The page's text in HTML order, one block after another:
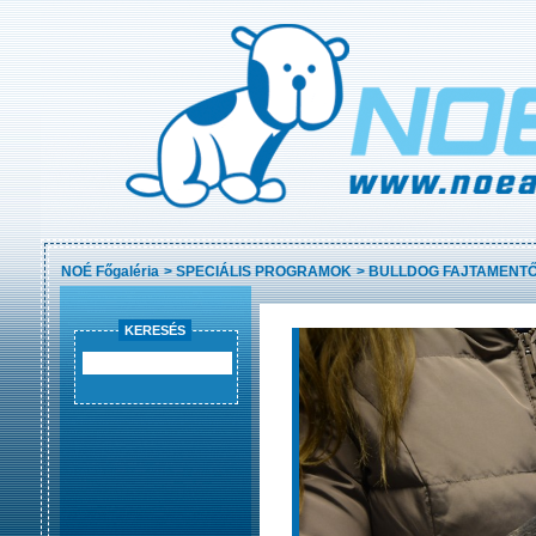
NOÉ Főgaléria >SPECIÁLIS PROGRAMOK >BULLDOG
KERESÉS